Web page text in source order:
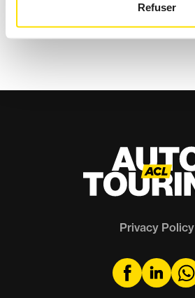
Refuser
Member voice
Privacy Policy